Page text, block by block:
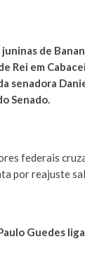
de
Rei em
senadora
Senado.
federais
por reajuste
Guedes